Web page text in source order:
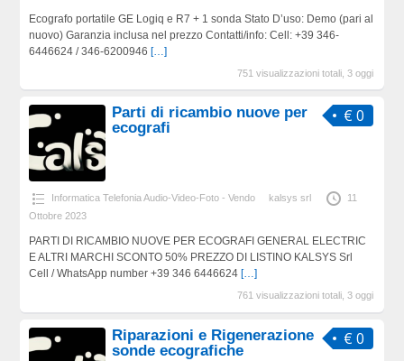
Ecografo portatile GE Logiq e R7 + 1 sonda Stato D’uso: Demo (pari al
nuovo) Garanzia inclusa nel prezzo Contatti/info: Cell: +39 346-
6446624 / 346-6200946 […]
751 visualizzazioni totali, 3 oggi
€ 0
Parti di ricambio nuove per
ecografi
Informatica Telefonia Audio-Video-Foto - Vendo kalsys srl
11
Ottobre 2023
PARTI DI RICAMBIO NUOVE PER ECOGRAFI GENERAL ELECTRIC
E ALTRI MARCHI SCONTO 50% PREZZO DI LISTINO KALSYS Srl
Cell / WhatsApp number +39 346 6446624 […]
761 visualizzazioni totali, 3 oggi
€ 0
Riparazioni e Rigenerazione
sonde ecografiche